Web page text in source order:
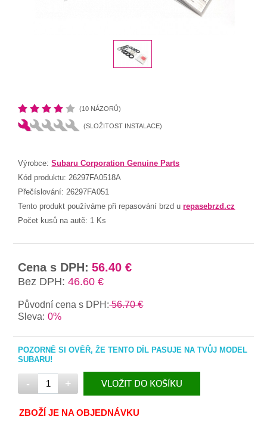
(10 NÁZORŮ)
(SLOŽITOST INSTALACE)
Výrobce:Subaru Corporation Genuine Parts
Kód produktu: 26297FA0518A
Přečíslování: 26297FA051
Tento produkt používáme při repasování brzd urepasebrzd.cz
Počet kusů na autě: 1 Ks
Cena s DPH: 56.40 €
Bez DPH: 46.60 €
Původní cena s DPH:56.70 €
Sleva: 0%
POZORNĚ SI OVĚŘ, ŽE TENTO DÍL PASUJE NA TVŮJ MODEL
SUBARU!
- + VLOŽIT DO KOŠÍKU
V KOŠÍKU
ZBOŽÍ JE NA OBJEDNÁVKU